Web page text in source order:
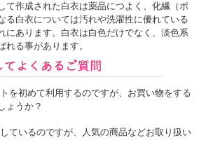
て作成された白衣は薬品につよく、化繊（ポ
る白衣については汚れや洗濯性に優れている
にあります。白衣は白色だけでなく、淡色系
れる事があります。
を初めて利用するのですが、お買い物をする
ょうか？
ているのですが、人気の商品などお取り扱い